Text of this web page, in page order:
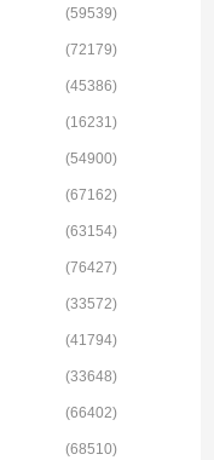
(59539)
(72179)
(45386)
(16231)
(54900)
(67162)
(63154)
(76427)
(33572)
(41794)
(33648)
(66402)
(68510)